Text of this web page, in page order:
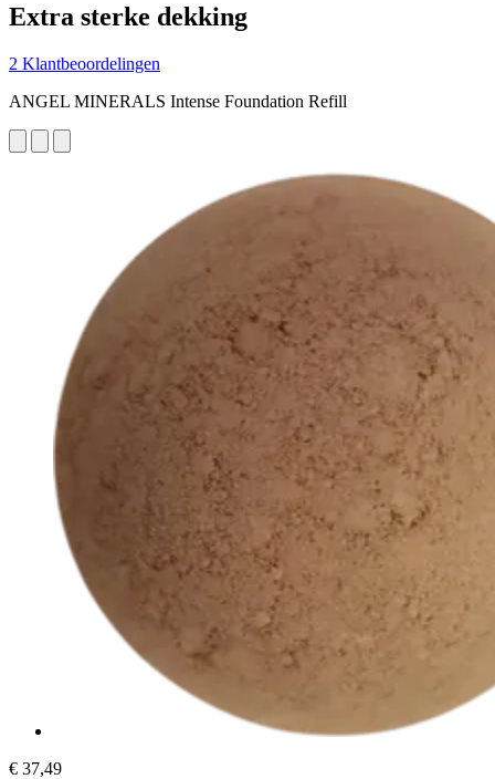
Extra sterke dekking
2 Klantbeoordelingen
ANGEL MINERALS Intense Foundation Refill
€ 37,49